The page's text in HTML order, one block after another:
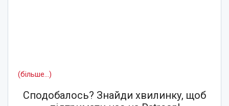
(більше…)
Сподобалось? Знайди хвилинку, щоб